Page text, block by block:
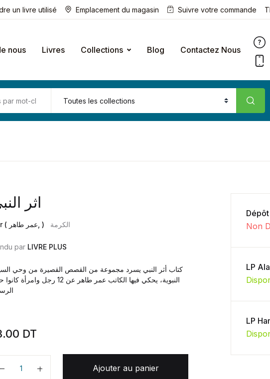
un livre utilisé Emplacement du magasin Suivre votre commande
nous Livres Collections Blog Contactez Nous
اثر
Par ( عمر طاهر, ) الكرمة
par LIVRE PLUS
كتاب أثر النبي يسرد مجموعة من القصص القصيرة من وحي
النبوية، يحكي فيها الكاتب عمر طاهر عن 12 رجل وامرأة
DT
Quantité
Ajouter au panier
Non
LP
LP